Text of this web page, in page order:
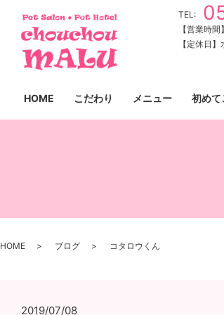
TEL:
【営業時
【定休日】
HOME こだわり メニュー 初めて
HOME ブログ コタロウくん
2019/07/08